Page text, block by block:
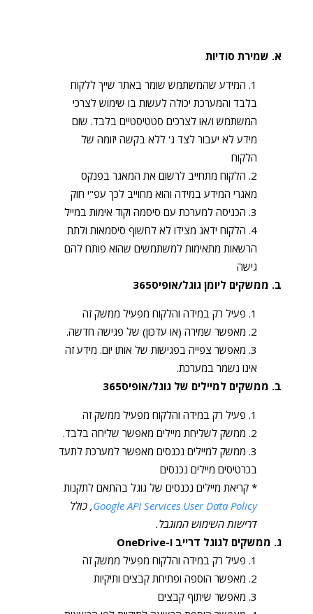
א. שמירת סודיות
המידע שהמשתמש שומר באתר שייך ללקוח
בלבד והמערכת יכולה לעשות בו שימוש לצרכי
המשתמש ו/או לצרכים סטטיסטיים בלבד. שום
מידע לא יעבור לצד ג' ללא בקשה יזומה של
הלקוח
הלקוח מתחייב לרשום את המאגר בפנקס
מאגרי המידע במידה והוא מחוייב לכך עפ"י חוק
הכניסה למערכת עם סיסמה וקוד אימות במייל
הלקוח ידאג מצידו לא לחשוף סיסמאות ולתת
הרשאות מתאימות למשתמשים שהוא פותח להם
גישה
ב. ממשקים ליומן גוגל/אופיס365
פעיל רק במידה והלקוח מפעיל ממשק זה
מאפשר שמירה (או עדכון) של פגישה חדשה.
מאפשר צפייה בפגישות של אותו יום. מידע זה
אינו נשמר במערכת.
ב. ממשקים למיילים של גוגל/אופיס365
פעיל רק במידה והלקוח מפעיל ממשק זה
ממשק לשליחת מיילים מאפשר שליחה בלבד.
ממשק למיילים נכנסים מאפשר למערכת לתעד
בכרטיסים מיילים נכנסים
* קריאת מיילים נכנסים של גוגל בהתאם לתקנות
Google API Services User Data Policy
, כולל
דרישות השימוש המוגבל.
ג. ממשקים לגוגל דרייב ו-OneDrive
פעיל רק במידה והלקוח מפעיל ממשק זה
מאפשר הוספה ופתיחת קבצים ותיקיות
מאפשר שיתוף קבצים